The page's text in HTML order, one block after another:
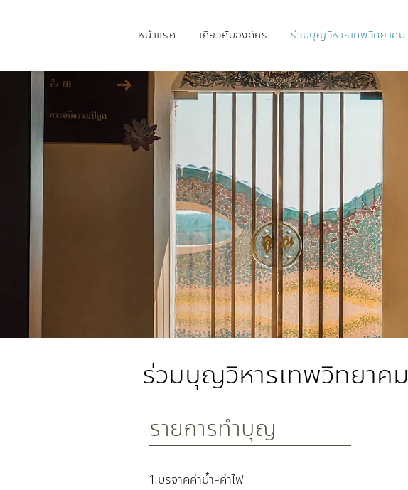
หน้าแรก เกี่ยวกับองค์กร ร่วมบุญวิหารเทพวิทยาคม
ร่วมบุญวิหารเทพวิทยาคม
รายการทำบุญ
1.บริจาคค่าน้ำ-ค่าไฟ